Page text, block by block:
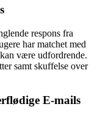
respons fra
har matchet med
være udfordrende.
samt skuffelse over
E-mails